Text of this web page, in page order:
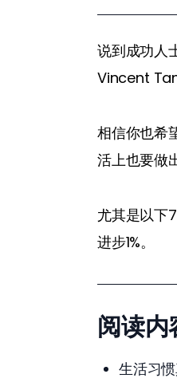
说到成功人
Vincent
相信你也希
活上也要做
尤其是以下
进步1%。
阅读内
生活习